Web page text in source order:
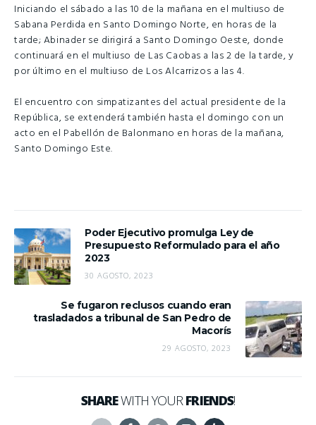
Iniciando el sábado a las 10 de la mañana en el multiuso de
Sabana Perdida en Santo Domingo Norte, en horas de la
tarde; Abinader se dirigirá a Santo Domingo Oeste, donde
continuará en el multiuso de Las Caobas a las 2 de la tarde, y
por último en el multiuso de Los Alcarrizos a las 4.
El encuentro con simpatizantes del actual presidente de la
República, se extenderá también hasta el domingo con un
acto en el Pabellón de Balonmano en horas de la mañana,
Santo Domingo Este.
Poder Ejecutivo promulga Ley de
Presupuesto Reformulado para el año
2023
30 AGOSTO, 2023
Se fugaron reclusos cuando eran
trasladados a tribunal de San Pedro de
Macorís
29 AGOSTO, 2023
SHAREWITH YOURFRIENDS!